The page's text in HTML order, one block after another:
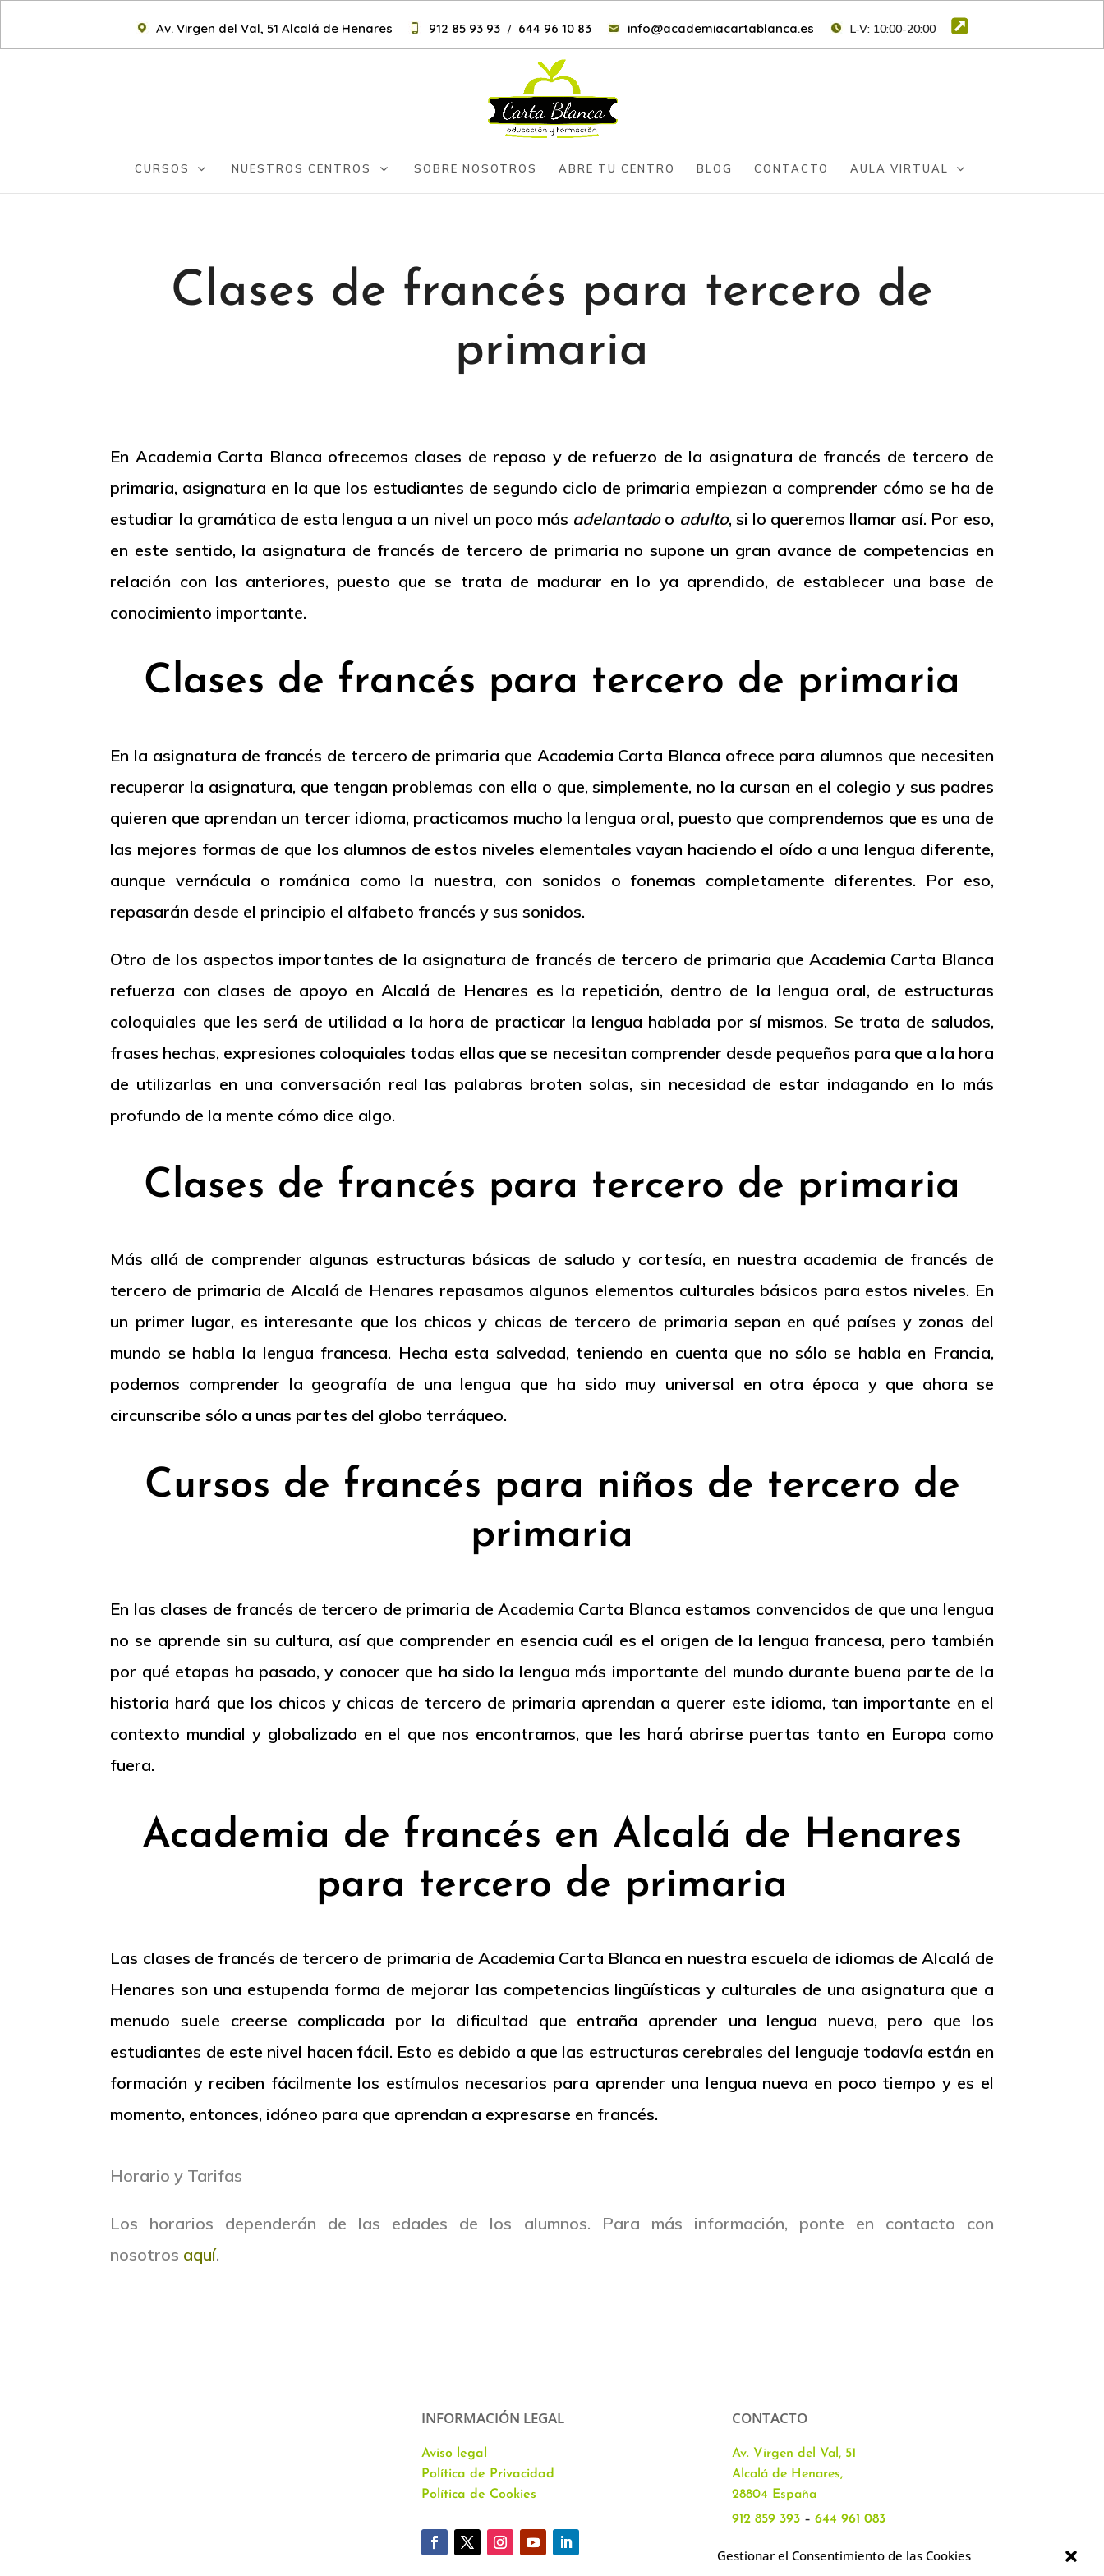
Gestionar el Consentimiento de las Cookies
Av. Virgen del Val, 51 Alcalá de Henares 912 85 93 93 / 644 96 10 83 info@academiacartablanca.es L-V: 10:00-20:00
CURSOS NUESTROS CENTROS SOBRE NOSOTROS ABRE TU CENTRO BLOG CONTACTO AULA VIRTUAL
Clases de francés para tercero de
primaria
En Academia Carta Blanca ofrecemos clases de repaso y de refuerzo de la asignatura de francés de tercero de
primaria, asignatura en la que los estudiantes de segundo ciclo de primaria empiezan a comprender cómo se ha de
estudiar la gramática de esta lengua a un nivel un poco más adelantadoo adulto, si lo queremos llamar así. Por eso,
en este sentido, la asignatura de francés de tercero de primaria no supone un gran avance de competencias en
relación con las anteriores, puesto que se trata de madurar en lo ya aprendido, de establecer una base de
conocimiento importante.
Clases de francés para tercero de primaria
En la asignatura de francés de tercero de primaria que Academia Carta Blanca ofrece para alumnos que necesiten
recuperar la asignatura, que tengan problemas con ella o que, simplemente, no la cursan en el colegio y sus padres
quieren que aprendan un tercer idioma, practicamos mucho la lengua oral, puesto que comprendemos que es una de
las mejores formas de que los alumnos de estos niveles elementales vayan haciendo el oído a una lengua diferente,
aunque vernácula o románica como la nuestra, con sonidos o fonemas completamente diferentes. Por eso,
repasarán desde el principio el alfabeto francés y sus sonidos.
Otro de los aspectos importantes de la asignatura de francés de tercero de primaria que Academia Carta Blanca
refuerza con clases de apoyo en Alcalá de Henares es la repetición, dentro de la lengua oral, de estructuras
coloquiales que les será de utilidad a la hora de practicar la lengua hablada por sí mismos. Se trata de saludos,
frases hechas, expresiones coloquiales todas ellas que se necesitan comprender desde pequeños para que a la hora
de utilizarlas en una conversación real las palabras broten solas, sin necesidad de estar indagando en lo más
profundo de la mente cómo dice algo.
Clases de francés para tercero de primaria
Más allá de comprender algunas estructuras básicas de saludo y cortesía, en nuestra academia de francés de
tercero de primaria de Alcalá de Henares repasamos algunos elementos culturales básicos para estos niveles. En
un primer lugar, es interesante que los chicos y chicas de tercero de primaria sepan en qué países y zonas del
mundo se habla la lengua francesa. Hecha esta salvedad, teniendo en cuenta que no sólo se habla en Francia,
podemos comprender la geografía de una lengua que ha sido muy universal en otra época y que ahora se
circunscribe sólo a unas partes del globo terráqueo.
Cursos de francés para niños de tercero de
primaria
En las clases de francés de tercero de primaria de Academia Carta Blanca estamos convencidos de que una lengua
no se aprende sin su cultura, así que comprender en esencia cuál es el origen de la lengua francesa, pero también
por qué etapas ha pasado, y conocer que ha sido la lengua más importante del mundo durante buena parte de la
historia hará que los chicos y chicas de tercero de primaria aprendan a querer este idioma, tan importante en el
contexto mundial y globalizado en el que nos encontramos, que les hará abrirse puertas tanto en Europa como
fuera.
Academia de francés en Alcalá de Henares
para tercero de primaria
Las clases de francés de tercero de primaria de Academia Carta Blanca en nuestra escuela de idiomas de Alcalá de
Henares son una estupenda forma de mejorar las competencias lingüísticas y culturales de una asignatura que a
menudo suele creerse complicada por la dificultad que entraña aprender una lengua nueva, pero que los
estudiantes de este nivel hacen fácil. Esto es debido a que las estructuras cerebrales del lenguaje todavía están en
formación y reciben fácilmente los estímulos necesarios para aprender una lengua nueva en poco tiempo y es el
momento, entonces, idóneo para que aprendan a expresarse en francés.
Horario y Tarifas
Los horarios dependerán de las edades de los alumnos. Para más información, ponte en contacto con
nosotros aquí.
INFORMACIÓN LEGAL
Aviso legal
Política de Privacidad
Política de Cookies
CONTACTO
Av. Virgen del Val, 51
Alcalá de Henares,
28804 España
912 859 393– 644 961 083